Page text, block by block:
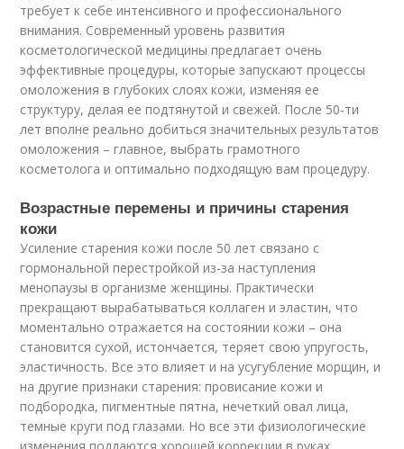
требует к себе интенсивного и профессионального
внимания. Современный уровень развития
косметологической медицины предлагает очень
эффективные процедуры, которые запускают процессы
омоложения в глубоких слоях кожи, изменяя ее
структуру, делая ее подтянутой и свежей. После 50-ти
лет вполне реально добиться значительных результатов
омоложения – главное, выбрать грамотного
косметолога и оптимально подходящую вам процедуру.
Возрастные перемены и причины старения
кожи
Усиление старения кожи после 50 лет связано с
гормональной перестройкой из-за наступления
менопаузы в организме женщины. Практически
прекращают вырабатываться коллаген и эластин, что
моментально отражается на состоянии кожи – она
становится сухой, истончается, теряет свою упругость,
эластичность. Все это влияет и на усугубление морщин, и
на другие признаки старения: провисание кожи и
подбородка, пигментные пятна, нечеткий овал лица,
темные круги под глазами. Но все эти физиологические